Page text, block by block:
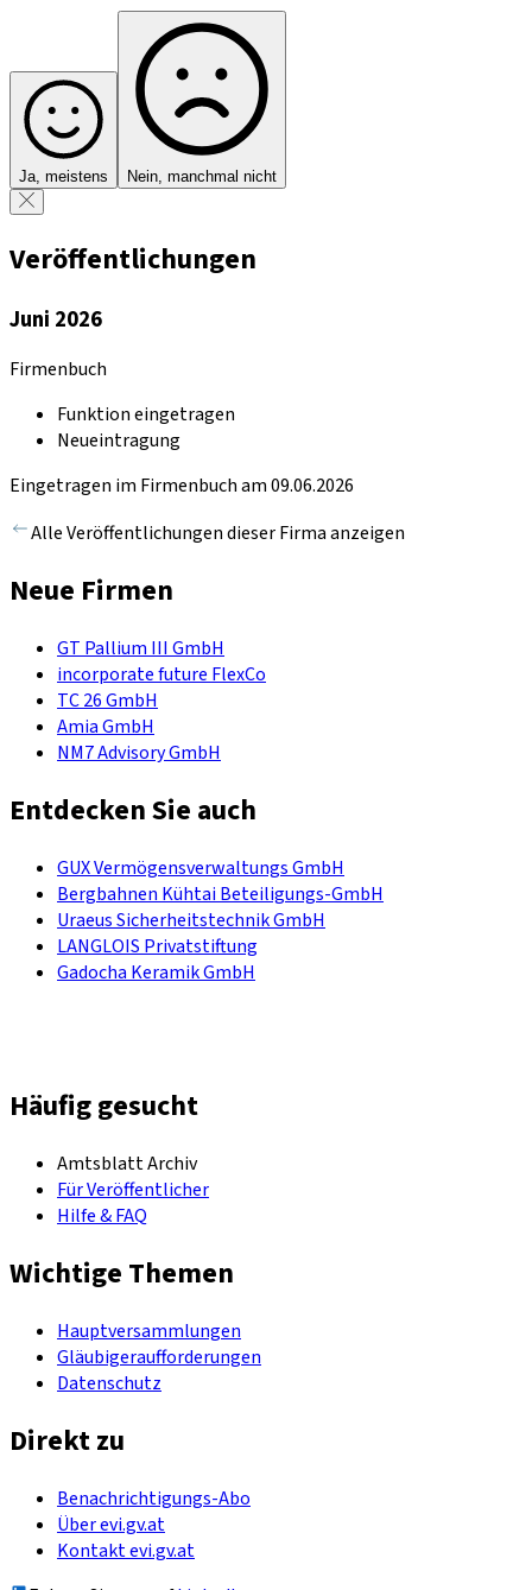
Ja, meistens Nein, manchmal nicht
Veröffentlichungen
Juni 2026
Firmenbuch
Funktion eingetragen
Neueintragung
Eingetragen im Firmenbuch am 09.06.2026
Alle Veröffentlichungen dieser Firma anzeigen
Neue Firmen
GT Pallium III GmbH
incorporate future FlexCo
TC 26 GmbH
Amia GmbH
NM7 Advisory GmbH
Entdecken Sie auch
GUX Vermögensverwaltungs GmbH
Bergbahnen Kühtai Beteiligungs-GmbH
Uraeus Sicherheitstechnik GmbH
LANGLOIS Privatstiftung
Gadocha Keramik GmbH
Häufig gesucht
Amtsblatt Archiv
Für Veröffentlicher
Hilfe & FAQ
Wichtige Themen
Hauptversammlungen
Gläubigeraufforderungen
Datenschutz
Direkt zu
Benachrichtigungs-Abo
Über evi.gv.at
Kontakt evi.gv.at